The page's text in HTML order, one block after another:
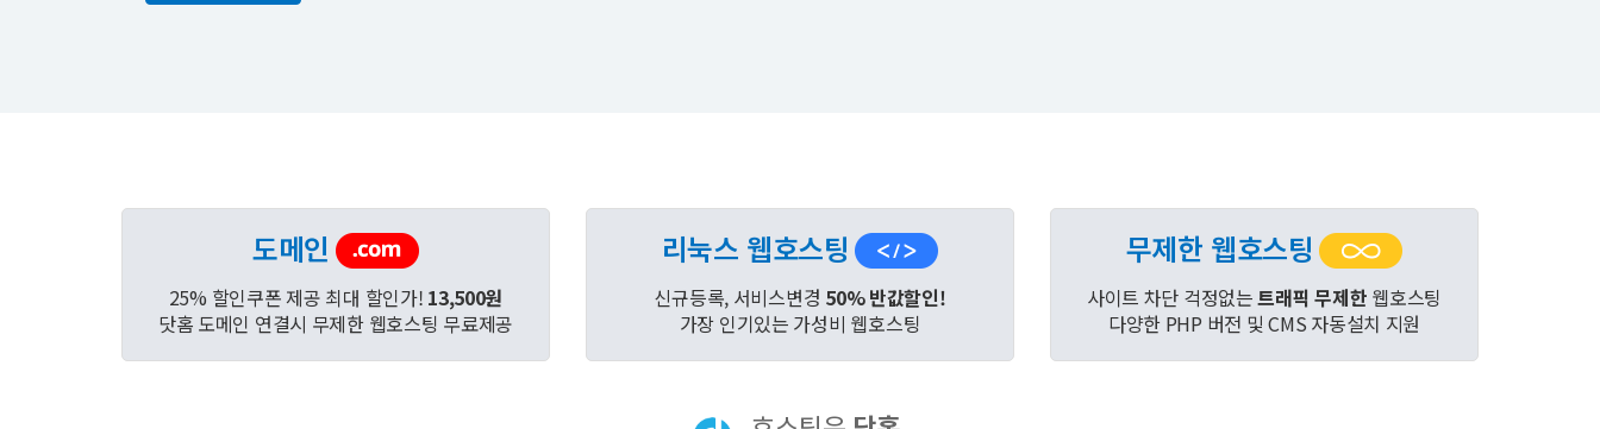
도메인
25% 할인쿠폰 제공 최대 할인가! 13,500원
닷홈 도메인 연결시 무제한 웹호스팅 무료제공
리눅스 웹호스팅
신규등록, 서비스변경 50% 반값할인!
가장 인기있는 가성비 웹호스팅
무제한 웹호스팅
사이트 차단 걱정없는트래픽 무제한 웹호스팅
다양한 PHP 버전 및 CMS 자동설치 지원